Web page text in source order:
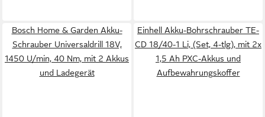
Bosch Home & Garden Akku-
Schrauber Universaldrill 18V,
1450 U/min, 40 Nm, mit 2 Akkus
und Ladegerät
Einhell Akku-Bohrschrauber TE-
CD 18/40-1 Li, (Set, 4-tlg), mit 2x
1,5 Ah PXC-Akkus und
Aufbewahrungskoffer